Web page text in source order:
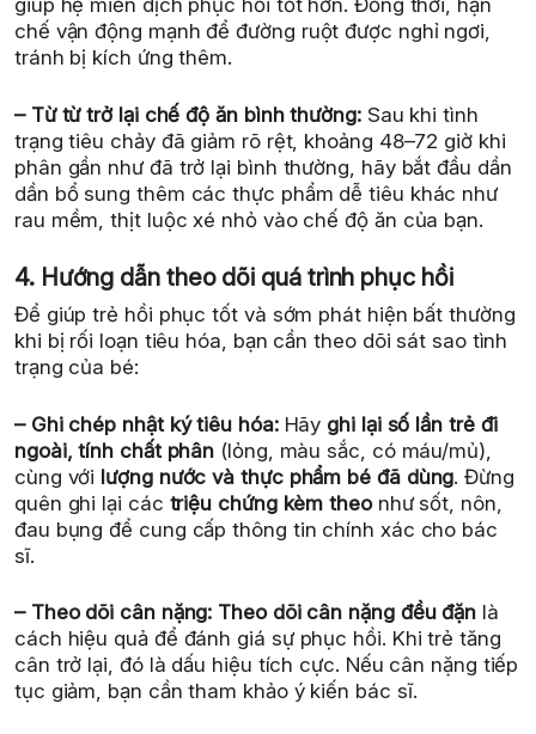
giúp hệ miễn dịch phục hồi tốt hơn. Đồng thời, hạn
chế vận động mạnh để đường ruột được nghỉ ngơi,
tránh bị kích ứng thêm.
– Từ từ trở lại chế độ ăn bình thường:Sau khi tình
trạng tiêu chảy đã giảm rõ rệt, khoảng 48–72 giờ khi
phân gần như đã trở lại bình thường, hãy bắt đầu dần
dần bổ sung thêm các thực phẩm dễ tiêu khác như
rau mềm, thịt luộc xé nhỏ vào chế độ ăn của bạn.
4. Hướng dẫn theo dõi quá trình phục hồi
Để giúp trẻ hồi phục tốt và sớm phát hiện bất thường
khi bị rối loạn tiêu hóa, bạn cần theo dõi sát sao tình
trạng của bé:
– Ghi chép nhật ký tiêu hóa:Hãy ghi lại số lần trẻ đi
ngoài, tính chất phân (lỏng, màu sắc, có máu/mủ),
cùng với lượng nước và thực phẩm bé đã dùng. Đừng
quên ghi lại các triệu chứng kèm theonhư sốt, nôn,
đau bụng để cung cấp thông tin chính xác cho bác
sĩ.
– Theo dõi cân nặng: Theo dõi cân nặng đều đặn là
cách hiệu quả để đánh giá sự phục hồi. Khi trẻ tăng
cân trở lại, đó là dấu hiệu tích cực. Nếu cân nặng tiếp
tục giảm, bạn cần tham khảo ý kiến bác sĩ.